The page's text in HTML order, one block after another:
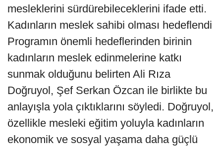
mesleklerini sürdürebileceklerini ifade etti.
Kadınların meslek sahibi olması hedeflendi
Programın önemli hedeflerinden birinin
kadınların meslek edinmelerine katkı
sunmak olduğunu belirten Ali Rıza
Doğruyol, Şef Serkan Özcan ile birlikte bu
anlayışla yola çıktıklarını söyledi. Doğruyol,
özellikle mesleki eğitim yoluyla kadınların
ekonomik ve sosyal yaşama daha güçlü